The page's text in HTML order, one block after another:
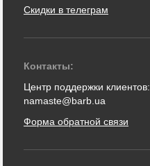
Скидки в телеграм
Контакты:
Центр поддержки клиентов:
namaste@barb.ua
Форма обратной связи